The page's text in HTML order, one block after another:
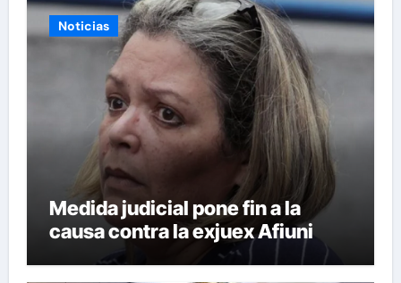
Noticias
Medida judicial pone fin a la
causa contra la exjuex Afiuni